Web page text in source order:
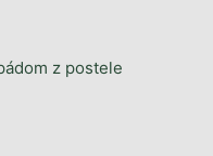
z postele